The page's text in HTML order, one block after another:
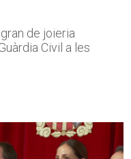
de joieria
Civil a les